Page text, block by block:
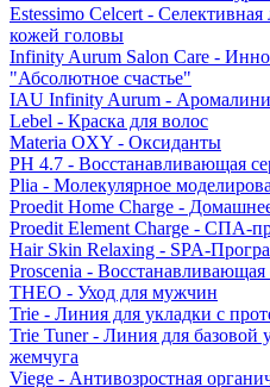
Estessimo Celcert -
кожей головы
Infinity Aurum Salon Care -
"Абсолютное счастье"
IAU Infinity Aurum -
Lebel - Краска для волос
Materia OXY - Оксиданты
PH 4.7 - Восстанавливающая
Plia - Молекулярное
Proedit Home Charge -
Proedit Element Charge - СПА-
Hair Skin Relaxing - SPA-
Proscenia -
THEO - Уход для мужчин
Trie - Линия для укладки с
Trie Tuner - Линия для базовой
жемчуга
Viege - Антивозростная